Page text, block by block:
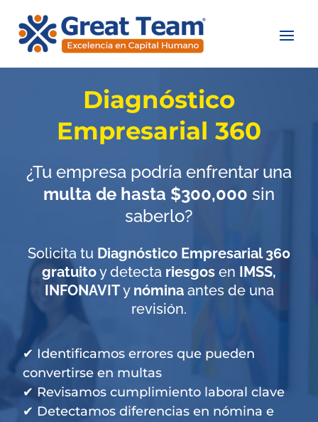
Diagnóstico
Empresarial 360
¿Tu empresa podría enfrentar una
multa de hasta $300,000 sin
saberlo?
Solicita tu Diagnóstico Empresarial 360
gratuitoy detecta riesgos en IMSS,
INFONAVITy nóminaantes de una
revisión.
✔ Identificamos errores que pueden
convertirse en multas
✔ Revisamos cumplimiento laboral clave
✔ Detectamos diferencias en nómina e